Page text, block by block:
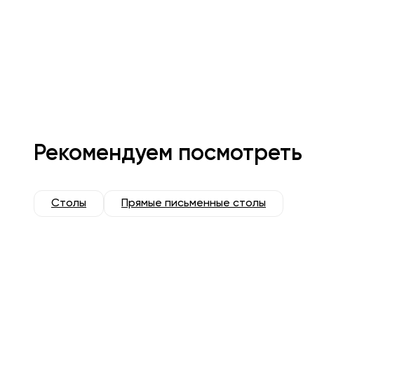
Рекомендуем посмотреть
Столы Прямые письменные столы